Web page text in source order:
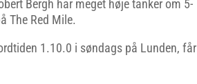
Bergh har meget høje tanker om 5-
The Red Mile.
1.10.0 i søndags på Lunden, får